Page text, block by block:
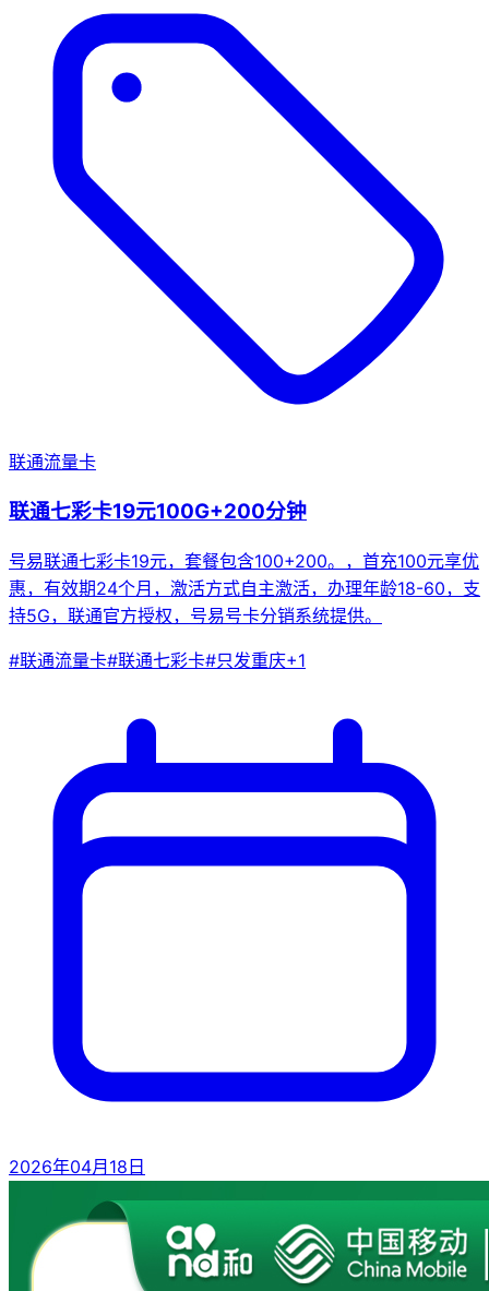
联通流量卡
联通七彩卡19元100G+200分钟
号易联通七彩卡19元，套餐包含100+200。，首充100元享优
惠，有效期24个月，激活方式自主激活，办理年龄18-60，支
持5G，联通官方授权，号易号卡分销系统提供。
#联通流量卡#联通七彩卡#只发重庆+1
2026年04月18日